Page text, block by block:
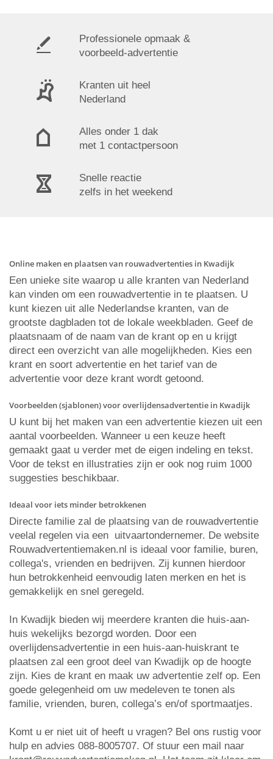
Professionele opmaak &
voorbeeld-advertentie
Kranten uit heel
Nederland
Alles onder 1 dak
met 1 contactpersoon
Snelle reactie
zelfs in het weekend
Online maken en plaatsen van rouwadvertenties in Kwadijk
Een unieke site waarop u alle kranten van Nederland
kan vinden om een rouwadvertentie in te plaatsen. U
kunt kiezen uit alle Nederlandse kranten, van de
grootste dagbladen tot de lokale weekbladen. Geef de
plaatsnaam of de naam van de krant op en u krijgt
direct een overzicht van alle mogelijkheden. Kies een
krant en soort advertentie en het tarief van de
advertentie voor deze krant wordt getoond.
Voorbeelden (sjablonen) voor overlijdensadvertentie in Kwadijk
U kunt bij het maken van een advertentie kiezen uit een
aantal voorbeelden. Wanneer u een keuze heeft
gemaakt gaat u verder met de eigen indeling en tekst.
Voor de tekst en illustraties zijn er ook nog ruim 1000
suggesties beschikbaar.
Ideaal voor iets minder betrokkenen
Directe familie zal de plaatsing van de rouwadvertentie
veelal regelen via een uitvaartondernemer. De website
Rouwadvertentiemaken.nl is ideaal voor familie, buren,
collega's, vrienden en bedrijven. Zij kunnen hierdoor
hun betrokkenheid eenvoudig laten merken en het is
gemakkelijk en snel geregeld.
In Kwadijk bieden wij meerdere kranten die huis-aan-
huis wekelijks bezorgd worden. Door een
overlijdensadvertentie in een huis-aan-huiskrant te
plaatsen zal een groot deel van Kwadijk op de hoogte
zijn. Kies de krant en maak uw advertentie zelf op. Een
goede gelegenheid om uw medeleven te tonen als
familie, vrienden, buren, collega’s en/of sportmaatjes.
Komt u er niet uit of heeft u vragen? Bel ons rustig voor
hulp en advies 088-8005707. Of stuur een mail naar